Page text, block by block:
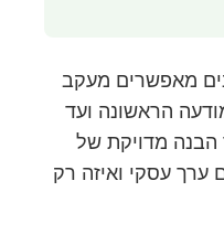
מאפשרים מעקב
הראשונה ועד
הבנה מדויקת של
ערך עסקי ואיזה רק